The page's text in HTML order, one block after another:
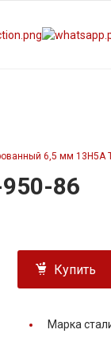
6,5 мм 13Н5А
86
Купить
Марка